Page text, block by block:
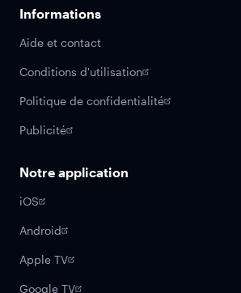
Informations
Aide et contact
Conditions d'utilisation
Politique de confidentialité
Publicité
Notre application
iOS
Android
Apple TV
Google TV